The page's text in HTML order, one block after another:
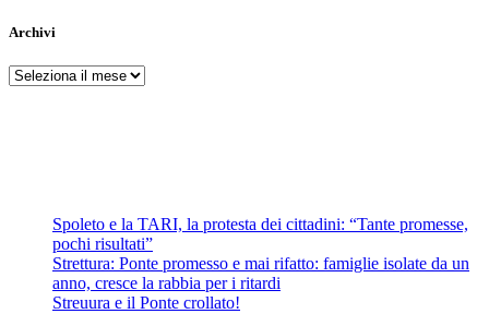
Archivi
Archivi
Spoleto e la TARI, la protesta dei cittadini: “Tante promesse,
pochi risultati”
Strettura: Ponte promesso e mai rifatto: famiglie isolate da un
anno, cresce la rabbia per i ritardi
Streuura e il Ponte crollato!